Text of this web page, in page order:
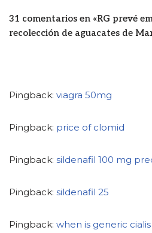
31 comentarios en «RG prevé
recolección de aguacates de
Pingback: viagra 50mg
Pingback: price of clomid
Pingback: sildenafil 100 mg
Pingback: sildenafil 25
Pingback: when is generic